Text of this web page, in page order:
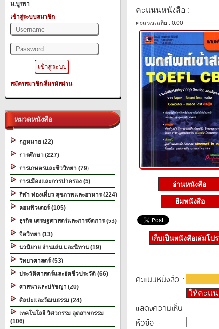
ม.บูรพา
เข้าสู่ระบบสมาชิก
สมัครสมาชิก ลืมรหัสผ่าน
หมวดหนังสือ
กฎหมาย (22)
การศึกษา (227)
การเกษตรและชีววิทยา (79)
การเมืองและการปกครอง (5)
กีฬา ท่องเที่ยว สุขภาพและอาหาร (224)
คอมพิวเตอร์ (105)
ธุรกิจ เศรษฐศาสตร์และการจัดการ (53)
จิตวิทยา (13)
นวนิยาย อ่านเล่น และนิทาน (19)
วิทยาศาสตร์ (53)
ประวัติศาสตร์และอัตชีวประวัติ (66)
ศาสนาและปรัชญา (20)
ศิลปะและวัฒนธรรม (24)
เทคโนโลยี วิศวกรรม อุตสาหกรรม
(106)
คะแนนหนังสือ :
คะแนนเฉลี่ย : 0.00
อ่านหนังสือ
ยืมหนังสือ
เก็บเป็นหนังสือเล่มโป
คะแนนหนังสือ :
ให้คะแ
แสดงความเห็น
หัวข้อ